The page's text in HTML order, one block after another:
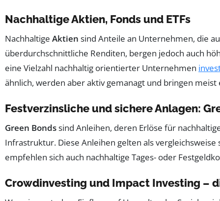
Nachhaltige Aktien, Fonds und ETFs
Nachhaltige Aktien sind Anteile an Unternehmen, die
überdurchschnittliche Renditen, bergen jedoch auch
eine Vielzahl nachhaltig orientierter Unternehmen
ähnlich, werden aber aktiv gemanagt und bringen
Festverzinsliche und sichere Anlagen:
Green Bondssind Anleihen, deren Erlöse für
Infrastruktur. Diese Anleihen gelten als
empfehlen sich auch nachhaltige Tages- oder
Crowdinvesting und Impact Investing –